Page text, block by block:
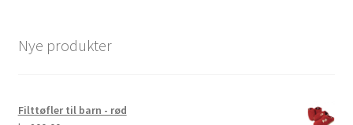
Nye produkter
Filttøfler til barn - rød